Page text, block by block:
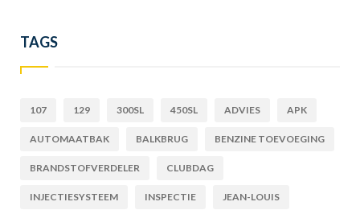
TAGS
107 129 300SL 450SL ADVIES APK
AUTOMAATBAK BALKBRUG BENZINE TOEVOEGING
BRANDSTOFVERDELER CLUBDAG
INJECTIESYSTEEM INSPECTIE JEAN-LOUIS